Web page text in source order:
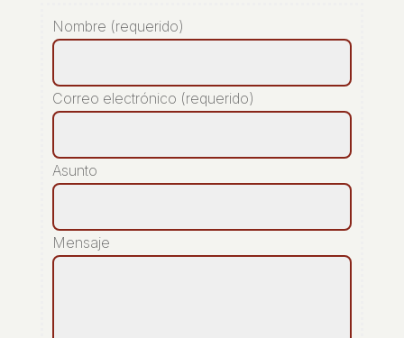
Nombre (requerido)
Correo electrónico (requerido)
Asunto
Mensaje